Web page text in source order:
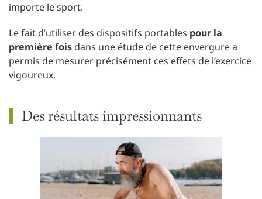
importe le sport.
Le fait d’utiliser des dispositifs portables pour la
première fois dans une étude de cette envergure a
permis de mesurer précisément ces effets de l’exercice
vigoureux.
Des résultats impressionnants